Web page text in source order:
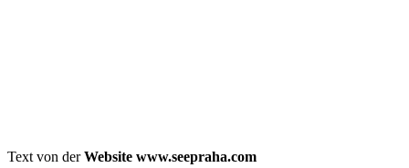
Text von derWebsite www.seepraha.com